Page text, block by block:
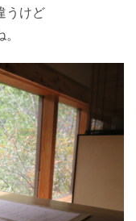
うけど